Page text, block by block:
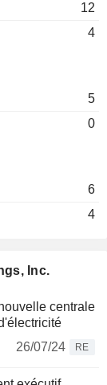
Inc.
centrale
26/07/24
RE
12
4
5
0
6
4